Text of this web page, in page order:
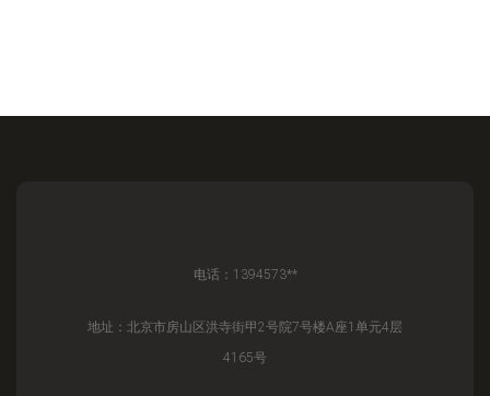
电话：1394573**
地址：北京市房山区洪寺街甲2号院7号楼A座1单元4层
4165号